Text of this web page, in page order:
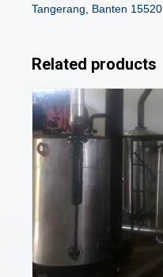
Tangerang, Banten 15520
Related products